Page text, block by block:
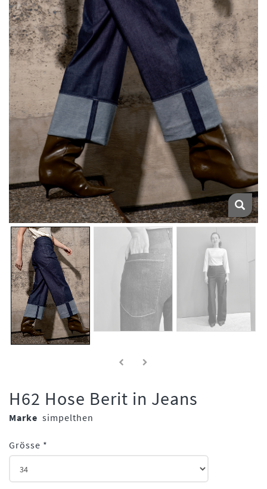
H62 Hose Berit in Jeans
Marke simpelthen
Grösse *